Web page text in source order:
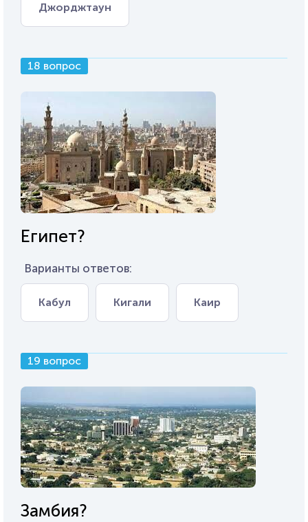
Джорджтаун
18 вопрос
Египет?
Варианты ответов:
Кабул Кигали Каир
19 вопрос
Замбия?